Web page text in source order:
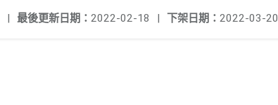
下架日期： 2022-03-20
最後更新日期： 2022-02-18 |
|